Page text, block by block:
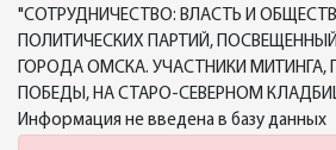
"СОТРУДНИЧЕСТВО: ВЛАСТЬ И
ПОЛИТИЧЕСКИХ ПАРТИЙ,
ГОРОДА ОМСКА. УЧАСТНИКИ
ПОБЕДЫ, НА СТАРО-СЕВЕРНОМ
Информация не введена в базу данных